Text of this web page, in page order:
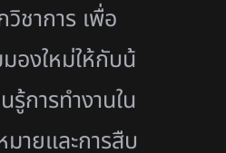
ชาการ เพื่อ
องใหม่ให้กับน้
รู้การทำงานใน
ายและการสืบ